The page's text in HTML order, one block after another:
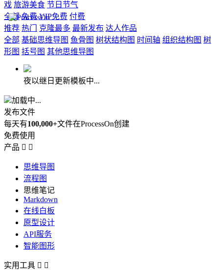
戏 旅游美食 节日节气
全部 免费 VIP免费 付费
推荐 热门 克隆最多 最新发布 达人作品
全部 基础思维导图 鱼骨图 树状结构图 时间轴 组织结构图 树
形图 括号图 其他思维导图
夜以继日更新模板中...
加载中...
发布文件
每天有100,000+文件在ProcessOn创建
免费使用
产品  
思维导图
流程图
思维笔记
Markdown
在线白板
原型设计
API服务
智能图形
实用工具  